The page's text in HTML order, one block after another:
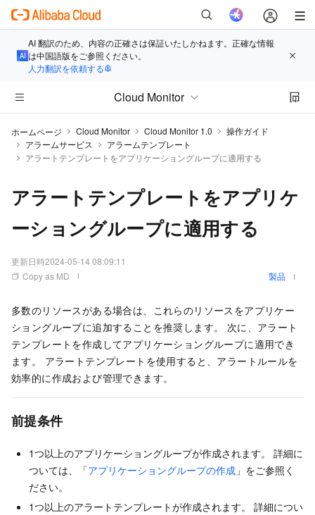
AI 翻訳のため、内容の正確さは保証いたしかねます。正確な情報
は中国語版をご参照ください。
人力翻訳を依頼する
Cloud Monitor
ホームページ Cloud Monitor Cloud Monitor 1.0
操作ガイド
アラームサービス
アラームテンプレート
アラートテンプレートをアプリケーショングループに適用する
アラートテンプレートをアプリケ
ーショングループに適用する
更新日時2024-05-14 08:09:11
Copy as MD
製品
多数のリソースがある場合は、これらのリソースをアプリケー
ショングループに追加することを推奨します。 次に、アラート
テンプレートを作成してアプリケーショングループに適用でき
ます。 アラートテンプレートを使用すると、アラートルールを
効率的に作成および管理できます。
前提条件
1つ以上のアプリケーショングループが作成されます。 詳細に
ついては、「アプリケーショングループの作成 」をご参照く
ださい。
1つ以上のアラートテンプレートが作成されます。 詳細につい